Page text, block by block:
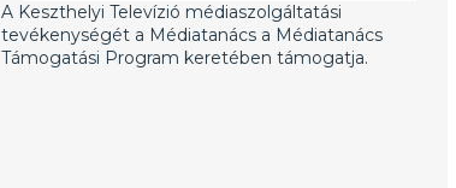
A Keszthelyi Televízió médiaszolgáltatási
tevékenységét a Médiatanács a Médiatanács
Támogatási Program keretében támogatja.